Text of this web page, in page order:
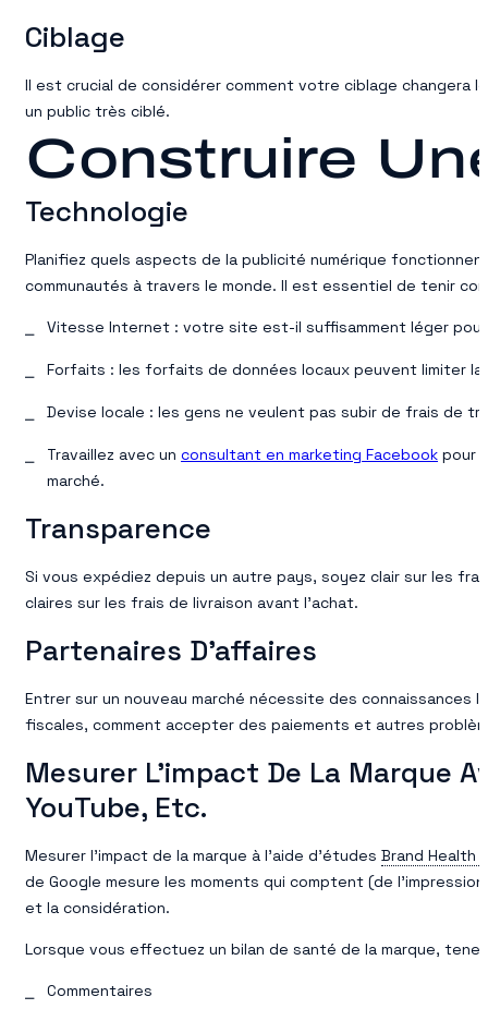
Ciblage
Il est crucial de considérer comment votre ciblage changera
un public très ciblé.
Construire
Technologie
Planifiez quels aspects de la publicité numérique
communautés à travers le monde. Il est essentiel de tenir
Vitesse Internet : votre site est-il suffisamment léger
Forfaits : les forfaits de données locaux peuvent limiter
Devise locale : les gens ne veulent pas subir de frais de
Travaillez avec un consultant en marketing Facebook pour
marché.
Transparence
Si vous expédiez depuis un autre pays, soyez clair sur les
claires sur les frais de livraison avant l’achat.
Partenaires D’affaires
Entrer sur un nouveau marché nécessite des
fiscales, comment accepter des paiements et autres
Mesurer L’impact De La Marque
YouTube, Etc.
Mesurer l’impact de la marque à l’aide d’études Brand Health
de Google mesure les moments qui comptent (de
et la considération.
Lorsque vous effectuez un bilan de santé de la marque,
Commentaires